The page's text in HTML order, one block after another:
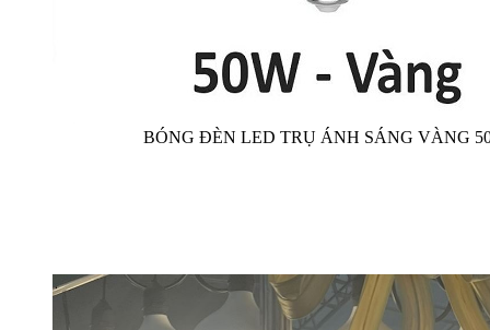
BÓNG ĐÈN LED TRỤ ÁNH SÁNG VÀNG